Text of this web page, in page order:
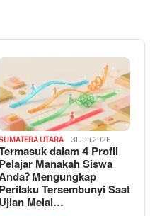
UTARA 31 Juli 2026
dalam 4 Profil
Pelajar Manakah Siswa
Mengungkap
Perilaku Tersembunyi Saat
Ujian Melal…